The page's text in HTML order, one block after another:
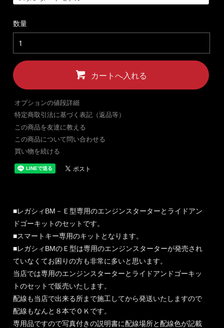
数量
カートへ入れる
オプションの値段詳細
特定商取引法に基づく表記（返品等）
この商品を友達に教える
この商品について問い合わせる
買い物を続ける
■レガシィBM－Ｅ型専用のエンジンスターターとライドアン
ドゴーキットのセットです。
■スマートキー専用のキットとなります。
■レガシィBMのＥ型は専用のエンジンスターターが発売され
ていなくてお困りの方も非常に多いと思います。
当店では専用のエンジンスターターとライドアンドゴーキッ
トのセットで販売いたします。
配線も当店で出来る所まで施工してから発送いたしますので
配線もなんと８本でＯＫです。
専用品ですので写真付きの説明書に配線場所と配線色が記載